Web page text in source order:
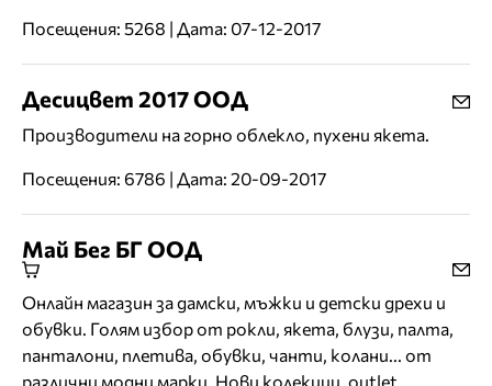
Посещения: 5268 | Дата: 07-12-2017
Десицвет 2017 ООД
Производители на горно облекло, пухени якета.
Посещения: 6786 | Дата: 20-09-2017
Май Бег БГ ООД
Онлайн магазин за дамски, мъжки и детски дрехи и
обувки. Голям избор от рокли, якета, блузи, палта,
панталони, плетива, обувки, чанти, колани... от
различни модни марки. Нови колекции, outlet,